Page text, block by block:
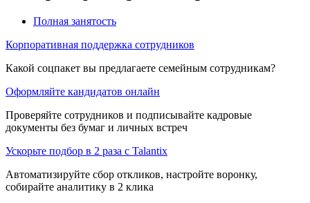
Полная занятость
Корпоративная поддержка сотрудников
Какой соцпакет вы предлагаете семейным сотрудникам?
Оформляйте кандидатов онлайн
Проверяйте сотрудников и подписывайте кадровые
документы без бумаг и личных встреч
Ускорьте подбор в 2 раза с Talantix
Автоматизируйте сбор откликов, настройте воронку,
собирайте аналитику в 2 клика